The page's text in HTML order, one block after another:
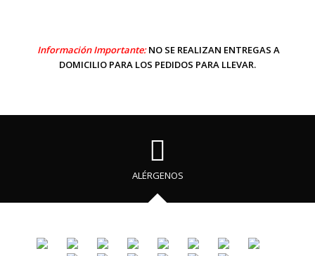
Información Importante: NO SE REALIZAN ENTREGAS A
DOMICILIO PARA LOS PEDIDOS PARA LLEVAR.
ALÉRGENOS